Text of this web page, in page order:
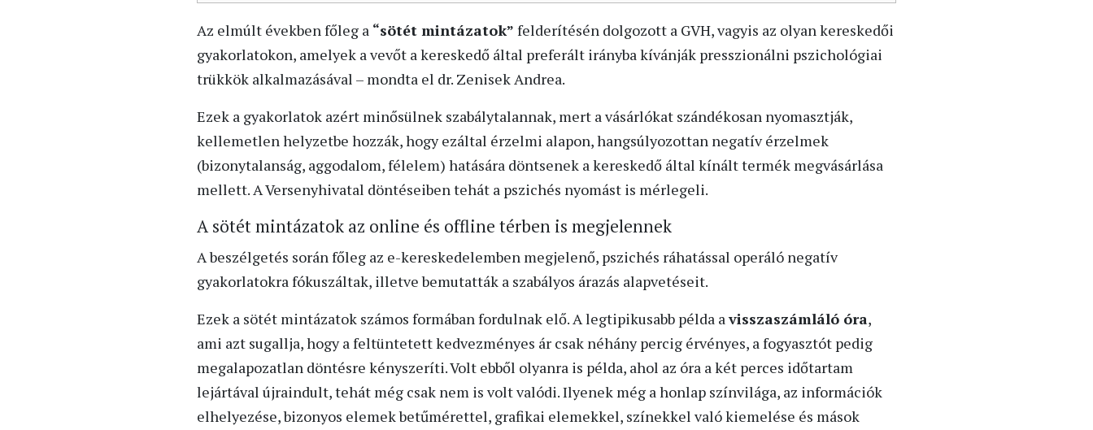
Az elmúlt években főleg a “sötét mintázatok” felderítésén dolgozott a GVH, vagyis az olyan kereskedői
gyakorlatokon, amelyek a vevőt a kereskedő által preferált irányba kívánják presszionálni pszichológiai
trükkök alkalmazásával – mondta el dr. Zenisek Andrea.
Ezek a gyakorlatok azért minősülnek szabálytalannak, mert a vásárlókat szándékosan nyomasztják,
kellemetlen helyzetbe hozzák, hogy ezáltal érzelmi alapon, hangsúlyozottan negatív érzelmek
(bizonytalanság, aggodalom, félelem) hatására döntsenek a kereskedő által kínált termék megvásárlása
mellett. A Versenyhivatal döntéseiben tehát a pszichés nyomást is mérlegeli.
A sötét mintázatok az online és offline térben is megjelennek
A beszélgetés során főleg az e-kereskedelemben megjelenő, pszichés ráhatással operáló negatív
gyakorlatokra fókuszáltak, illetve bemutatták a szabályos árazás alapvetéseit.
Ezek a sötét mintázatok számos formában fordulnak elő. A legtipikusabb példa avisszaszámláló óra,
ami azt sugallja, hogy a feltüntetett kedvezményes ár csak néhány percig érvényes, a fogyasztót pedig
megalapozatlan döntésre kényszeríti. Volt ebből olyanra is példa, ahol az óra a két perces időtartam
lejártával újraindult, tehát még csak nem is volt valódi. Ilyenek még a honlap színvilága, az információk
elhelyezése, bizonyos elemek betűmérettel, grafikai elemekkel, színekkel való kiemelése és mások